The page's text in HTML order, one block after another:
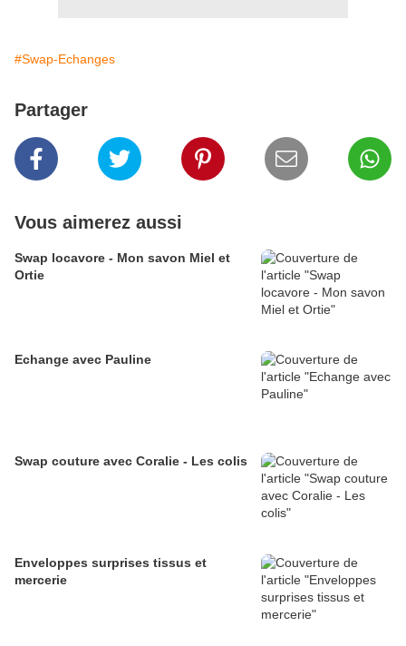
#Swap-Echanges
Partager
Vous aimerez aussi
Swap locavore - Mon savon Miel et
Ortie
Echange avec Pauline
Swap couture avec Coralie - Les colis
Enveloppes surprises tissus et
mercerie